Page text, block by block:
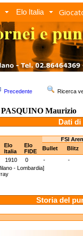
Elo Italia
Precedente Ricerca
PASQUINO Maurizio
Dati di
FSI
Elo
Italia
Elo
FIDE
Bullet
Blitz
1910 0 -
-
- Lombardia]
Storia del